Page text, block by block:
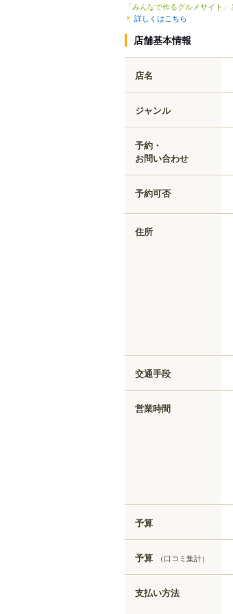
「みんなで作るグルメサイト
詳しくはこちら
店舗基本情報
店名
ジャンル
予約・
お問い合わせ
予約可否
住所
交通手段
営業時間
予算
予算 （口コミ集計）
支払い方法